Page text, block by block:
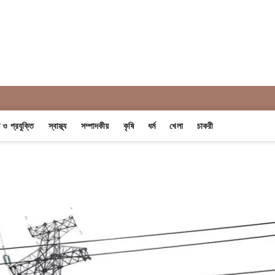
ও প্রযুক্তি স্বাস্থ্য সম্পাদকীয় কৃষি ধর্ম খেলা চাকরী